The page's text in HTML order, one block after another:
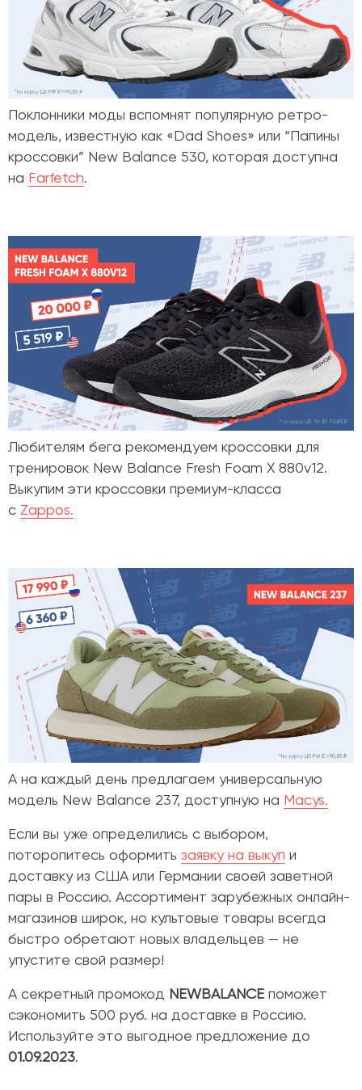
Поклонники моды вспомнят популярную ретро-
модель, известную как «Dad Shoes» или “Папины
кроссовки” New Balance 530, которая доступна
на Farfetch.
Любителям бега рекомендуем кроссовки для
тренировок New Balance Fresh Foam X 880v12.
Выкупим эти кроссовки премиум-класса
с Zappos.
А на каждый день предлагаем универсальную
модель New Balance 237, доступную на Macys.
Если вы уже определились с выбором,
поторопитесь оформить заявку на выкуп и
доставку из США или Германии своей заветной
пары в Россию. Ассортимент зарубежных онлайн-
магазинов широк, но культовые товары всегда
быстро обретают новых владельцев — не
упустите свой размер!
А секретный промокод NEWBALANCE поможет
сэкономить 500 руб. на доставке в Россию.
Используйте это выгодное предложение до
01.09.2023.